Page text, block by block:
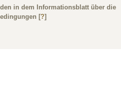
in dem Informationsblatt über die
[?]